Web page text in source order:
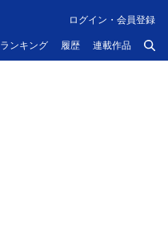
ランキング 履歴 連載作品
ログイン・会員登録